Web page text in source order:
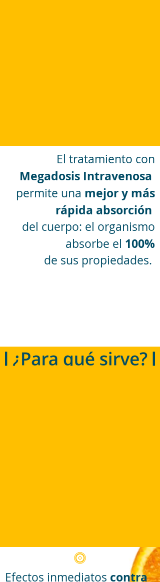
El tratamiento con
Megadosis Intravenosa
permite una mejor y más
rápida absorción
del cuerpo: el organismo
absorbe el 100%
de sus propiedades.
Efectos inmediatos contra